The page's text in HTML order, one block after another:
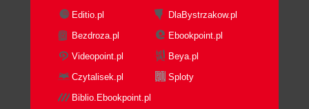
Editio.pl
DlaBystrzakow.pl
Bezdroza.pl
Ebookpoint.pl
Videopoint.pl
Beya.pl
Czytalisek.pl
Sploty
Biblio.Ebookpoint.pl